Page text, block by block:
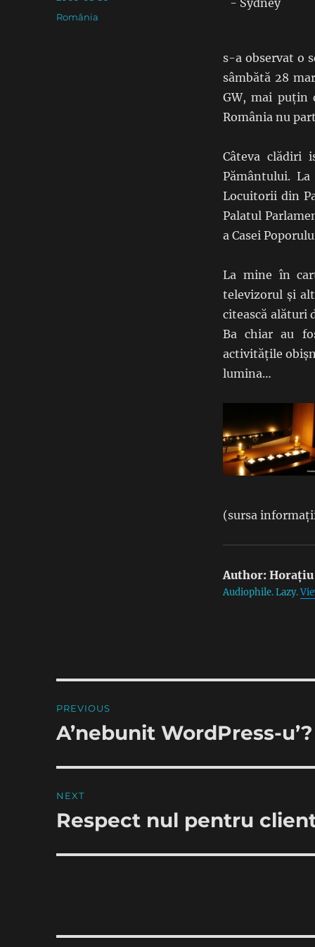
s-a observat o
sâmbătă 28
GW, mai puțin
România nu
Câteva clădiri
Pământului.
Locuitorii din
Palatul
a Casei
La mine în
televizorul și
citească alături
Ba chiar au
activitățile
lumina…
(sursa
Author:Horațiu
Audiophile. Lazy.
Categories
România
navigation
PREVIOUS
Previous
A’nebunit WordPress-u’?
NEXT
Next
Respect nul pentru